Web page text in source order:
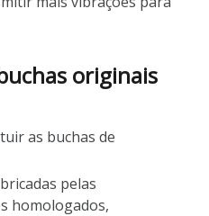
originais
as buchas de
pelas
homologados,